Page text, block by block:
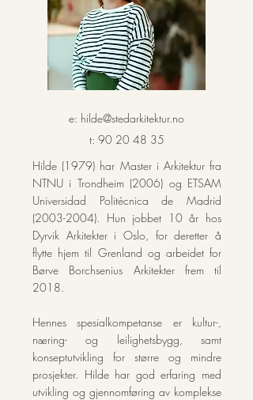
e: hilde@stedarkitektur.no
t: 90 20 48 35
Hilde (1979) har Master i Arkitektur fra
NTNU i Trondheim (2006) og ETSAM
Universidad Politécnica de Madrid
(2003-2004). Hun jobbet 10 år hos
Dyrvik Arkitekter i Oslo, for deretter å
flytte hjem til Grenland og arbeidet for
Børve Borchsenius Arkitekter frem til
2018.
Hennes spesialkompetanse er kultur-,
næring- og leilighetsbygg, samt
konseptutvikling for større og mindre
prosjekter. Hilde har god erfaring med
utvikling og gjennomføring av komplekse